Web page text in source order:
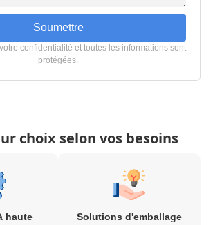
Soumettre
confidentialité et toutes les informations sont
protégées.
choix selon vos besoins
haute
Solutions d'emballage